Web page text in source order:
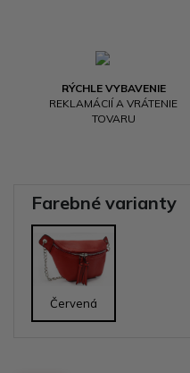
RÝCHLE VYBAVENIE
REKLAMÁCIÍ A VRÁTENIE
TOVARU
Farebné varianty
Červená